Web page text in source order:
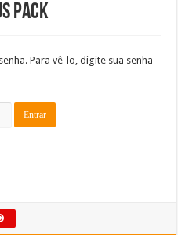
Pack
Para vê-lo, digite sua senha